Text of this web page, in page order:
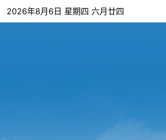
2026年8月6日 星期四 六月廿四